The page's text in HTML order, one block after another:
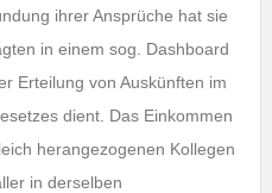
ihrer Ansprüche hat sie
in einem sog. Dashboard
Erteilung von Auskünften im
dient. Das Einkommen
herangezogenen Kollegen
in derselben